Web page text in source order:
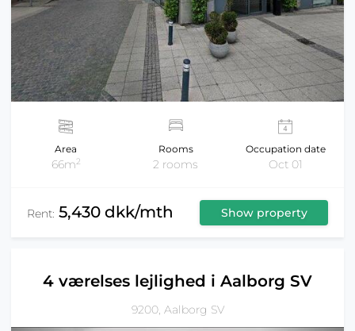
Area
66m2
Rooms
2 rooms
Occupation date
Oct 01
Rent: 5,430 dkk/mth Show property
4 værelses lejlighed i Aalborg SV
9200, Aalborg SV